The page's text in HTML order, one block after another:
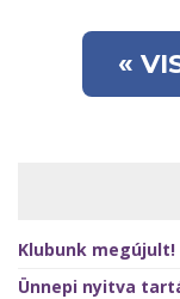
«
Klubunk megújult!
Ünnepi nyitva